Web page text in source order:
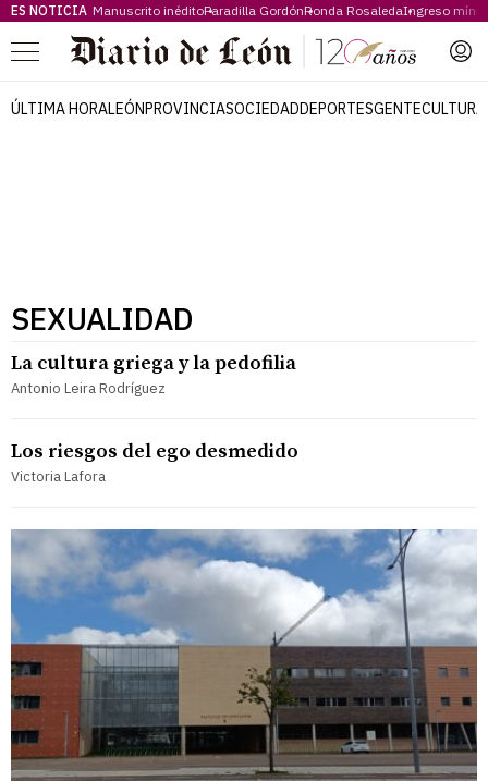
ES NOTICIA Manuscrito inéditoParadilla GordónRonda RosaledaIngreso
Menú
ÚLTIMA HORALEÓNPROVINCIASOCIEDADDEPORTESGENTECULTURA
SEXUALIDAD
La cultura griega y la pedofilia
Antonio Leira Rodríguez
Los riesgos del ego desmedido
Victoria Lafora